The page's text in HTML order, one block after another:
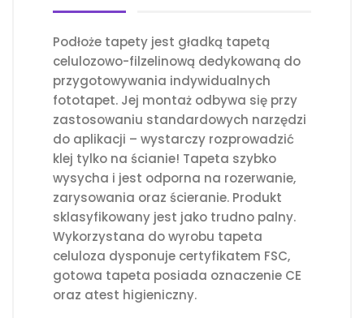
Podłoże tapety jest gładką tapetą
celulozowo-filzelinową dedykowaną do
przygotowywania indywidualnych
fototapet. Jej montaż odbywa się przy
zastosowaniu standardowych narzędzi
do aplikacji – wystarczy rozprowadzić
klej tylko na ścianie! Tapeta szybko
wysycha i jest odporna na rozerwanie,
zarysowania oraz ścieranie. Produkt
sklasyfikowany jest jako trudno palny.
Wykorzystana do wyrobu tapeta
celuloza dysponuje certyfikatem FSC,
gotowa tapeta posiada oznaczenie CE
oraz atest higieniczny.